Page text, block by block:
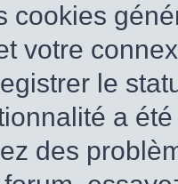
cookies
votre
le
a
des